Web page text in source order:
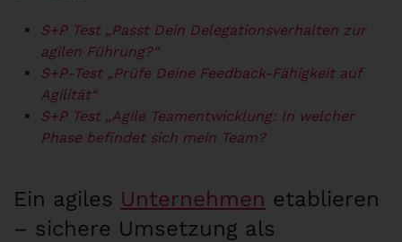
S+P Test „Passt Dein Delegationsverhalten zur
agilen Führung?“
S+P-Test „Prüfe Deine Feedback-Fähigkeit auf
Agilität“
S+P Test „Agile Teamentwicklung: In welcher
Phase befindet sich mein Team?
Ein agiles Unternehmen etablieren
– sichere Umsetzung als